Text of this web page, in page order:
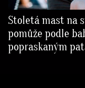
Stoletá mast na
pomůže podle
popraskaným